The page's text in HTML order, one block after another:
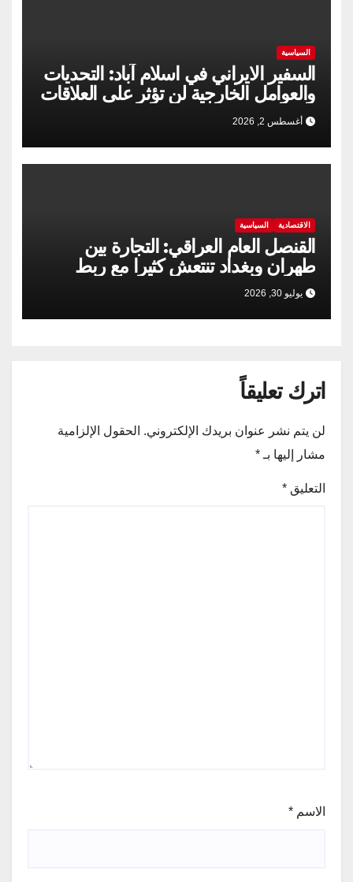
السياسية
السفير الايراني في اسلام آباد: التحديات
والعوامل الخارجية لن تؤثر على العلاقات
الإيرانية الباكستانية
أغسطس 2, 2026
الاقتصادية السياسية
القنصل العام العراقي: التجارة بين
طهران وبغداد تنتعش كثيرا مع ربط
السكك الحديدية
يوليو 30, 2026
اترك تعليقاً
لن يتم نشر عنوان بريدك الإلكتروني. الحقول الإلزامية
مشار إليها بـ *
التعليق *
الاسم *